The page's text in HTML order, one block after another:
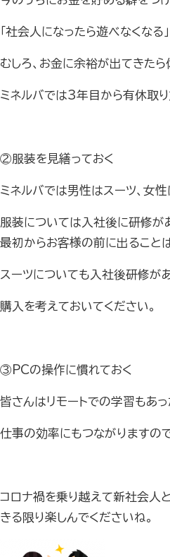
「社会人になったら遊べなくなる
むしろ、お金に余裕が出てきた
ミネルバでは3年目から有休取り
②服装を見繕っておく
ミネルバでは男性はスーツ、女性
服装については入社後に研修が
最初からお客様の前に出ること
スーツについても入社後研修が
購入を考えておいてください。
③PCの操作に慣れておく
皆さんはリモートでの学習もあ
仕事の効率にもつながりますの
コロナ禍を乗り越えて新社会人
きる限り楽しんでくださいね。